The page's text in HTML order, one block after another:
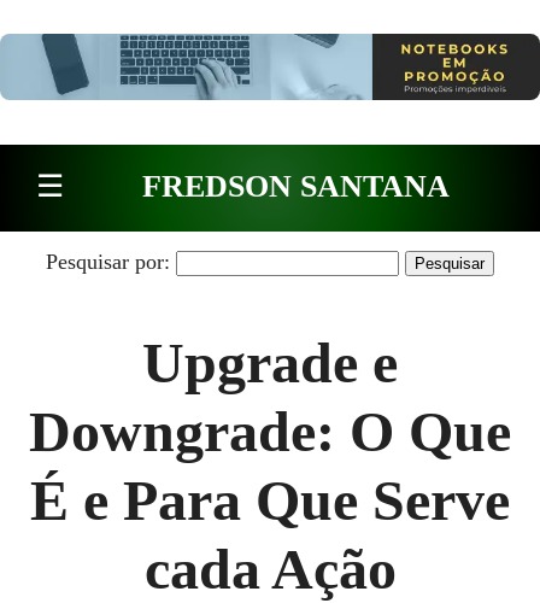
☰ FREDSON SANTANA
Pesquisar por:
Upgrade e
Downgrade: O Que
É e Para Que Serve
cada Ação